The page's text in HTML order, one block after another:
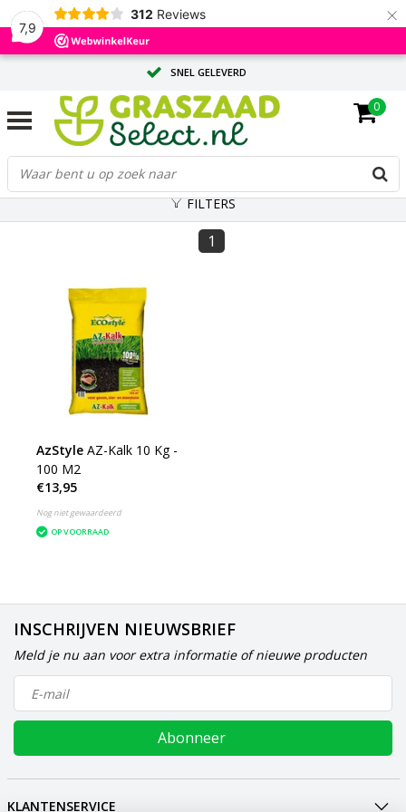
7,9
312 Reviews ×
SNEL GELEVERD
ADVIES OP MAAT DOOR ONZE EXPERTS
GROTE HOEVEELHEID? VRAAG EEN OFFERTE AAN
0
FILTERS
1
AzStyle AZ-Kalk 10 Kg -
100 M2
€13,95
Nog niet gewaardeerd
OP VOORRAAD
INSCHRIJVEN NIEUWSBRIEF
Meld je nu aan voor extra informatie of nieuwe producten
Abonneer
KLANTENSERVICE